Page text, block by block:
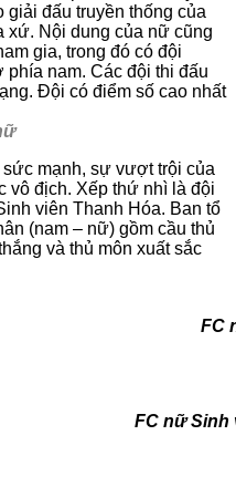
đấu truyền thống của
xứ. Nội dung của nữ cũng
gia, trong đó có đội
nam. Các đội thi đấu
Đội có điểm số cao nhất
mạnh, sự vượt trội của
vô địch. Xếp thứ nhì là đội
viên Thanh Hóa. Ban tổ
(nam – nữ) gồm cầu thủ
và thủ môn xuất sắc
FC
Thanh